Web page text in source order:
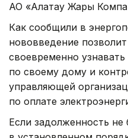
АО «Алатау Жарық
Как сообщили в
нововведение
своевременно
по своему дому и
управляющей
по оплате
Если задолженность не